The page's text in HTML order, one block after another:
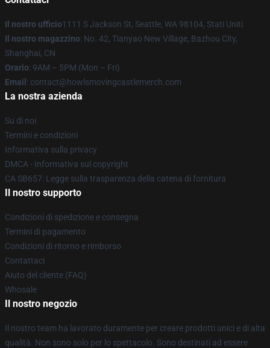
Il nostro ufficio1111 S Jackson St, Seattle, WA 98104, Stati Uniti
Il nostro magazzino: No. 42, Tianyao New Village, Bazhou City,
Shanghai, CN
Orario: 9AM – 5PM (Mon – Fri)
Email : contact@howlsmovingcastlemerch.com
La nostra azienda
Su di noi
Termini e condizioni
Informativa sulla privacy
DMCA - Informativa sul copyright
CA SB657: Legge sulla trasparenza della catena di fornitura
Il nostro supporto
Condizioni di spedizione e consegna
Termini di pagamento
Condizioni di ritorno e rimborso
Contattaci
Aiuto del cliente (FAQ)
Whosale
Il nostro negozio
Il nostro team ha lavorato duramente per creare prodotti unici e di alta
qualità. Non sono solo per lo spettacolo. Sono destinati ad essere